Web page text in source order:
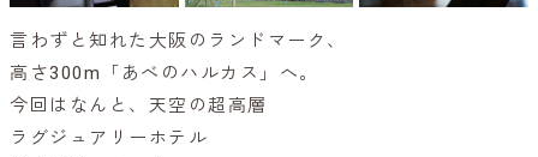
言わずと知れた大阪のランドマーク、
高さ300m「あべのハルカス」へ。
今回はなんと、天空の超高層
ラグジュアリーホテル